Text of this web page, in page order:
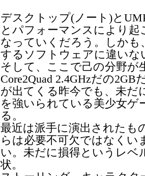
デスクトップ(ノート)と
とパフォーマンスにより起
なっていくだろう。しかも
するソフトウェアに違いな
そして、ここで己の分野が
Core2Quad 2.4GHzだの
が出てくる昨今でも、未だ
を強いられている美少女
る。
最近は派手に演出されたも
らは必要不可欠ではなくい
い。未だに損得というレベ
状。